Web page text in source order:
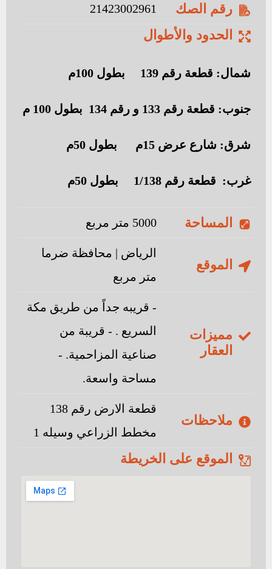
رقم الصك 21423002961
الحدود والأطوال
شمال: قطعة رقم 139 بطول 100م
جنوب: قطعة رقم 133 و رقم 134 بطول 100 م
شرق: شارع عرض 15م بطول 50م
غرب: قطعة رقم 1/138 بطول 50م
المساحة 5000 متر مربع
الموقع
الرياض | محافظة ضرما
متر مربع
مميزات
العقار
- قريبه جداً من طريق مكة
السريع . - قريبة من
صناعية المزاحمية. -
مساحة واسعة.
ملاحظات
قطعة الارض رقم 138
مخطط الزراعي وسيله 1
الموقع على الخريطة